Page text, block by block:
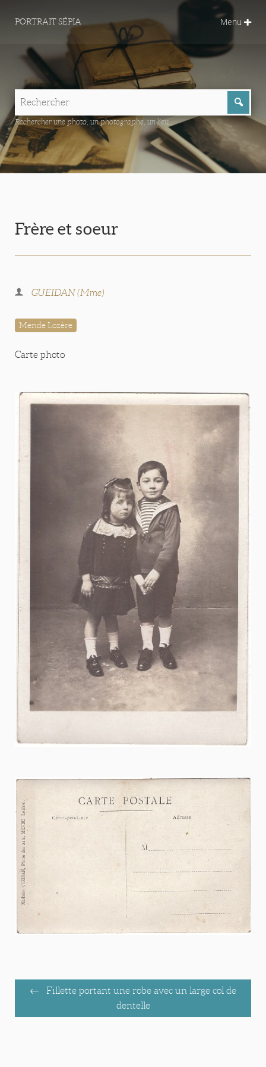
PORTRAIT SÉPIA Menu
Rechercher une photo, un photographe, un lieu...
Frère et soeur
GUEIDAN (Mme)
Mende Lozère
Carte photo
Fillette portant une robe avec un large col de
dentelle